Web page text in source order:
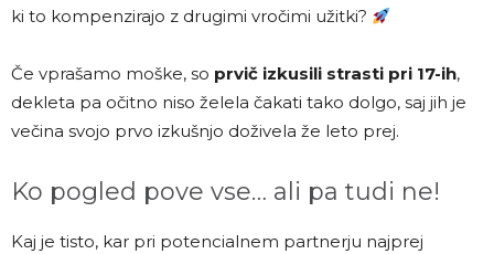
ki to kompenzirajo z drugimi vročimi užitki?
Če vprašamo moške, so prvič izkusili strasti pri 17-ih,
dekleta pa očitno niso želela čakati tako dolgo, saj jih je
večina svojo prvo izkušnjo doživela že leto prej.
Ko pogled pove vse… ali pa tudi ne!
Kaj je tisto, kar pri potencialnem partnerju najprej